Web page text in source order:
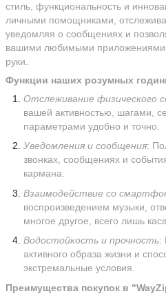
стиль, функциональность и
личными помощниками,
уведомляя о сообщениях и
вашими любимыми приложениями,
руки.
Функции наших розумных
Отслеживание физического
вашей активностью, шагами,
параметрами удобно и точно.
Уведомления и сообщения:
звонках, сообщениях и
кармана.
Взаимодействие со
воспроизведением музыки,
многое другое, всего лишь
Водостойкость и прочность:
активного образа жизни и
экстремальные условия.
Преимущества покупок в